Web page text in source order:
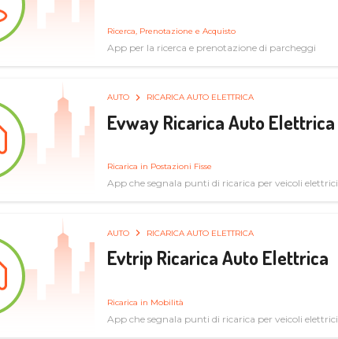
Ricerca, Prenotazione e Acquisto
App per la ricerca e prenotazione di parcheggi
AUTO RICARICA AUTO ELETTRICA
Evway Ricarica Auto Elettrica
Ricarica in Postazioni Fisse
App che segnala punti di ricarica per veicoli elettrici
AUTO RICARICA AUTO ELETTRICA
Evtrip Ricarica Auto Elettrica
Ricarica in Mobilità
App che segnala punti di ricarica per veicoli elettrici